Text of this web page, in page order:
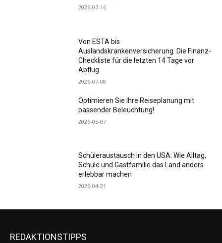
2026-07-16
Von ESTA bis
Auslandskrankenversicherung: Die Finanz-
Checkliste für die letzten 14 Tage vor
Abflug
2026-07-08
Optimieren Sie Ihre Reiseplanung mit
passender Beleuchtung!
2026-05-07
Schüleraustausch in den USA: Wie Alltag,
Schule und Gastfamilie das Land anders
erlebbar machen
2026-04-21
REDAKTIONSTIPPS